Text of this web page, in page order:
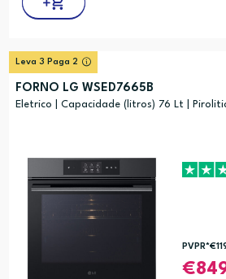
Leva 3 Paga 2
FORNO LG WSED7665B
Eletrico | Capacidade (litros) 76 Lt |
PVPR*